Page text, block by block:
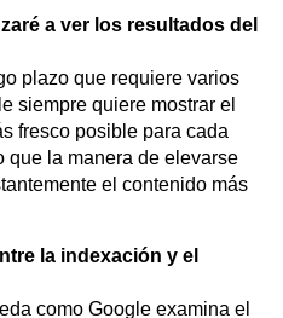
a ver los resultados del
plazo que requiere varios
siempre quiere mostrar el
fresco posible para cada
que la manera de elevarse
el contenido más
la indexación y el
como Google examina el